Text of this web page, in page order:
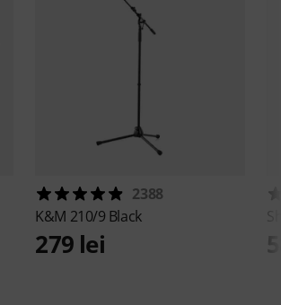
2388
K&M 210/9 Black
279 lei